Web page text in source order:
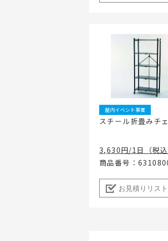
屋内イベント事業
スチール折畳みチ
3,630円/1日（税込
商品番号：
お見積りリス